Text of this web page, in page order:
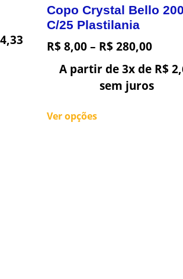
Copo Crystal Bello
C/25 Plastilania
R$8,00– R$280,00
A partir de 3x de R$
sem juros
Ver opções